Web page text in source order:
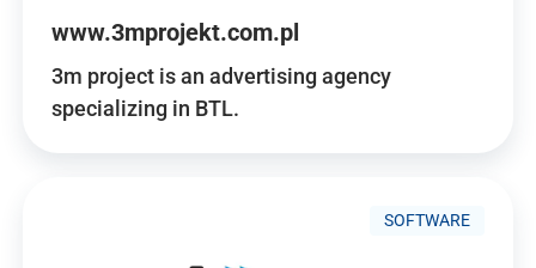
www.3mprojekt.com.pl
3m project is an advertising agency
specializing in BTL.
SOFTWARE